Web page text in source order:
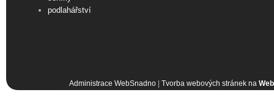
podlahářství
Administrace WebSnadno| Tvorba webových stránek na